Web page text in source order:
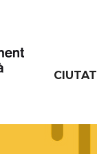
CIUTAT